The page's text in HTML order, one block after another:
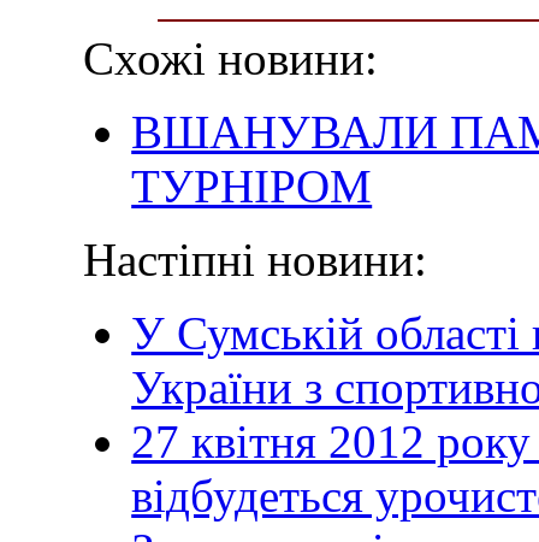
Схожі новини:
ВШАНУВАЛИ
ТУРНІРОМ
Настіпні новини:
У Сумській
України з
27 квітня 2012
відбудеться